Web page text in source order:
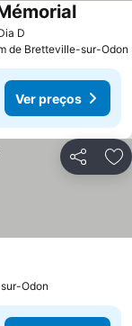
D
de Bretteville-sur-Odon
Ver preços
Partilhar
Odon